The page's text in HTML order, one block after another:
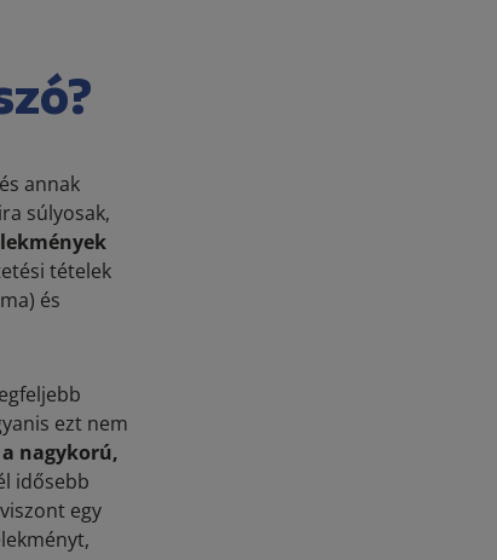
annak
súlyosak,
tételek
és
ezt nem
nagykorú,
idősebb
egy